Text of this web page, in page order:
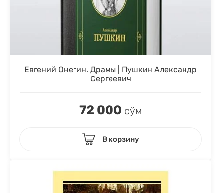
Евгений Онегин. Драмы | Пушкин Александр
Сергеевич
72 000 сўм
В корзину